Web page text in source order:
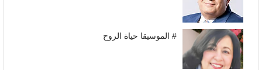
# الموسيقا حياة الروح